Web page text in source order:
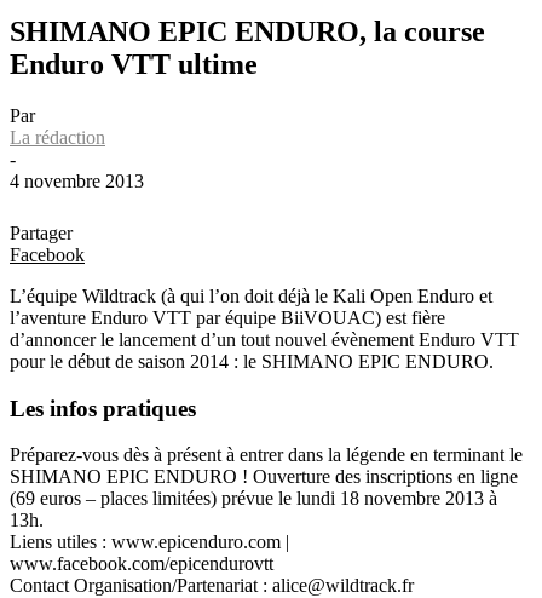
SHIMANO EPIC ENDURO, la course
Enduro VTT ultime
Par
La rédaction
-
4 novembre 2013
Partager
Facebook
L’équipe Wildtrack (à qui l’on doit déjà le Kali Open Enduro et
l’aventure Enduro VTT par équipe BiiVOUAC) est fière
d’annoncer le lancement d’un tout nouvel évènement Enduro VTT
pour le début de saison 2014 : le SHIMANO EPIC ENDURO.
Les infos pratiques
Préparez-vous dès à présent à entrer dans la légende en terminant le
SHIMANO EPIC ENDURO ! Ouverture des inscriptions en ligne
(69 euros – places limitées) prévue le lundi 18 novembre 2013 à
13h.
Liens utiles : www.epicenduro.com |
www.facebook.com/epicendurovtt
Contact Organisation/Partenariat : alice@wildtrack.fr